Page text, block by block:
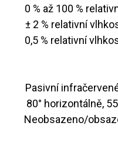
​​​0 % až 100 %
​​​± 2 % relativní
0,5 % relativní
​​​​​Pasivní
​​​80° horizontálně,
​​​​​Neobsazeno/